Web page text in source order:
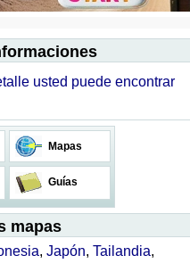
usted puede encontrar
Mapas
Guías
mapas
, Japón, Tailandia,